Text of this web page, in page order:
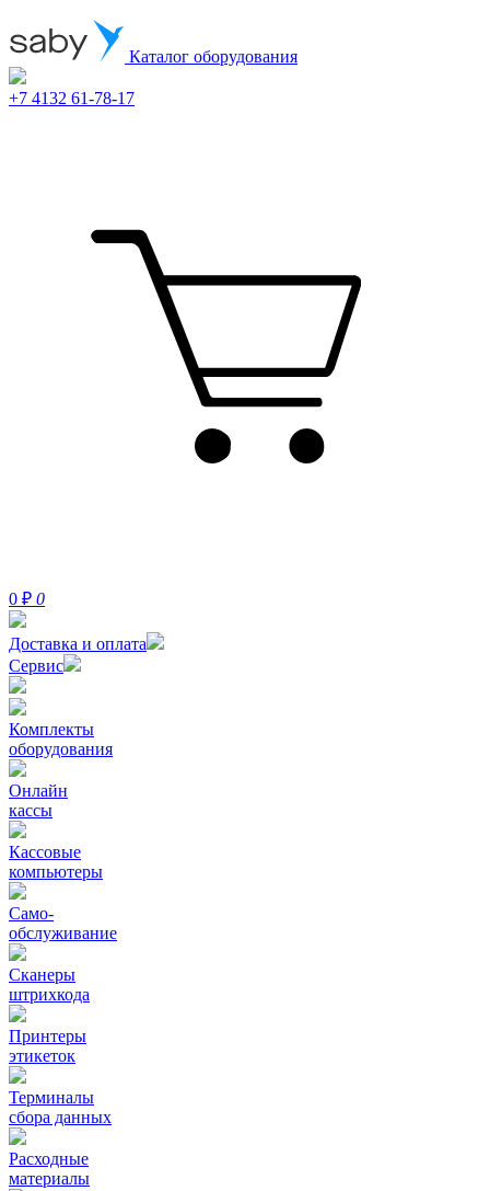
Каталог оборудования
+7 4132 61-78-17
0 ₽ 0
Доставка и оплата
Сервис
Комплекты
оборудования
Онлайн
кассы
Кассовые
компьютеры
Само-
обслуживание
Сканеры
штрихкода
Принтеры
этикеток
Терминалы
сбора данных
Расходные
материалы